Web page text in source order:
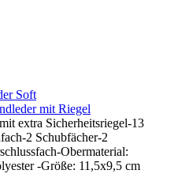
mit Riegel
extra Sicherheitsriegel-13
2 Schubfächer-2
Obermaterial:
-Größe: 11,5x9,5 cm